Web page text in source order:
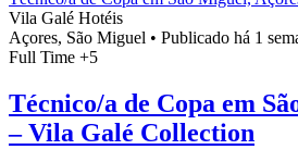
Vila Galé Hotéis
Açores, São Miguel • Publicado há 1
Full Time +5
Técnico/a de Copa em
– Vila Galé Collection